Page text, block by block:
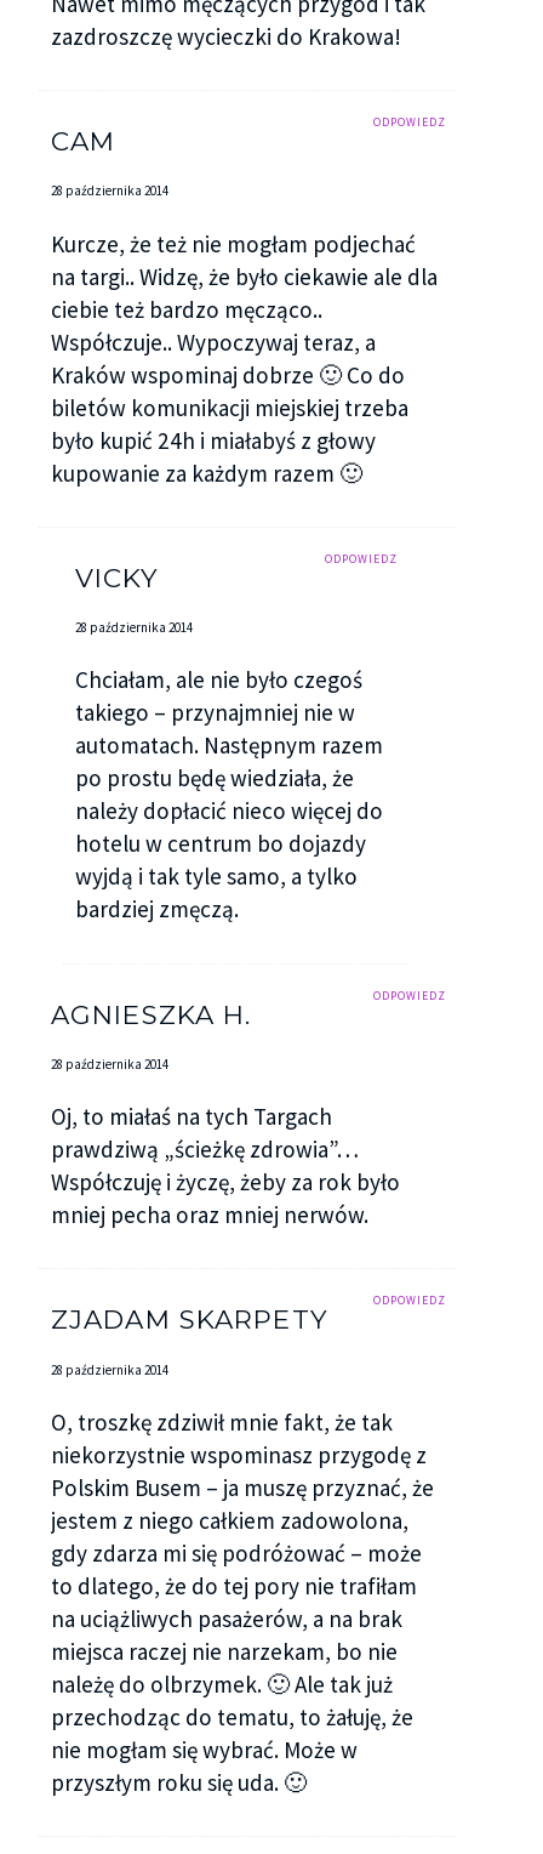
zazdroszczę wycieczki do Krakowa!
ODPOWIEDZ
CAM
28 października 2014
Kurcze, że też nie mogłam podjechać
na targi.. Widzę, że było ciekawie ale dla
ciebie też bardzo męcząco..
Współczuje.. Wypoczywaj teraz, a
Kraków wspominaj dobrze 🙂 Co do
biletów komunikacji miejskiej trzeba
było kupić 24h i miałabyś z głowy
kupowanie za każdym razem 🙂
ODPOWIEDZ
VICKY
28 października 2014
Chciałam, ale nie było czegoś
takiego – przynajmniej nie w
automatach. Następnym razem
po prostu będę wiedziała, że
należy dopłacić nieco więcej do
hotelu w centrum bo dojazdy
wyjdą i tak tyle samo, a tylko
bardziej zmęczą.
ODPOWIEDZ
AGNIESZKA H.
28 października 2014
Oj, to miałaś na tych Targach
prawdziwą „ścieżkę zdrowia”…
Współczuję i życzę, żeby za rok było
mniej pecha oraz mniej nerwów.
ODPOWIEDZ
ZJADAM SKARPETY
28 października 2014
O, troszkę zdziwił mnie fakt, że tak
niekorzystnie wspominasz przygodę z
Polskim Busem – ja muszę przyznać, że
jestem z niego całkiem zadowolona,
gdy zdarza mi się podróżować – może
to dlatego, że do tej pory nie trafiłam
na uciążliwych pasażerów, a na brak
miejsca raczej nie narzekam, bo nie
należę do olbrzymek. 🙂 Ale tak już
przechodząc do tematu, to żałuję, że
nie mogłam się wybrać. Może w
przyszłym roku się uda. 🙂